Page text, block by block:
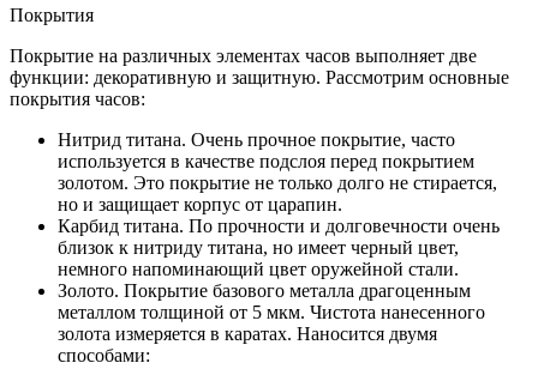
Покрытия
Покрытие на различных элементах часов выполняет две
функции: декоративную и защитную. Рассмотрим основные
покрытия часов:
Нитрид титана. Очень прочное покрытие, часто
используется в качестве подслоя перед покрытием
золотом. Это покрытие не только долго не стирается,
но и защищает корпус от царапин.
Карбид титана. По прочности и долговечности очень
близок к нитриду титана, но имеет черный цвет,
немного напоминающий цвет оружейной стали.
Золото. Покрытие базового металла драгоценным
металлом толщиной от 5 мкм. Чистота нанесенного
золота измеряется в каратах. Наносится двумя
способами: